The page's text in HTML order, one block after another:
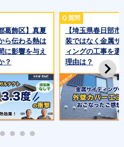
葛飾区】真夏
ら伝わる熱は
に影響を与え
？
【埼玉県春日部市
装ではなく金属サ
ィングの工事を選
理由は？